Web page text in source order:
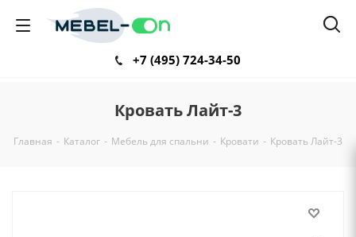
+7 (495) 724-34-50
Кровать Лайт-3
Главная - Каталог - Мебель для спальни - Кровати - Кровать Лайт-3